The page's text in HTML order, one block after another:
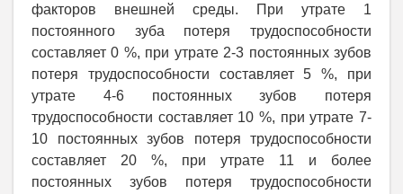
факторов внешней среды. При утрате 1
постоянного зуба потеря трудоспособности
составляет 0 %, при утрате 2-3 постоянных зубов
потеря трудоспособности составляет 5 %, при
утрате 4-6 постоянных зубов потеря
трудоспособности составляет 10 %, при утрате 7-
10 постоянных зубов потеря трудоспособности
составляет 20 %, при утрате 11 и более
постоянных зубов потеря трудоспособности